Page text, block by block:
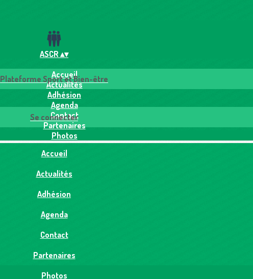
ASCR ▴▾
Accueil
Actualités
Adhésion
Agenda
Contact
Partenaires
Photos
Plateforme Sport et Bien-être
Se connecter
Accueil
Actualités
Adhésion
Agenda
Contact
Partenaires
Photos